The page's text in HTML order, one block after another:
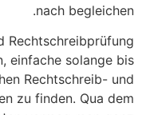
nach begleichen.
Rechtschreibprüfung
einfache solange bis
Rechtschreib- und
zu finden. Qua dem